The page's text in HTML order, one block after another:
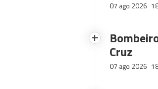
07 ago 2026
Cruz
07 ago 2026